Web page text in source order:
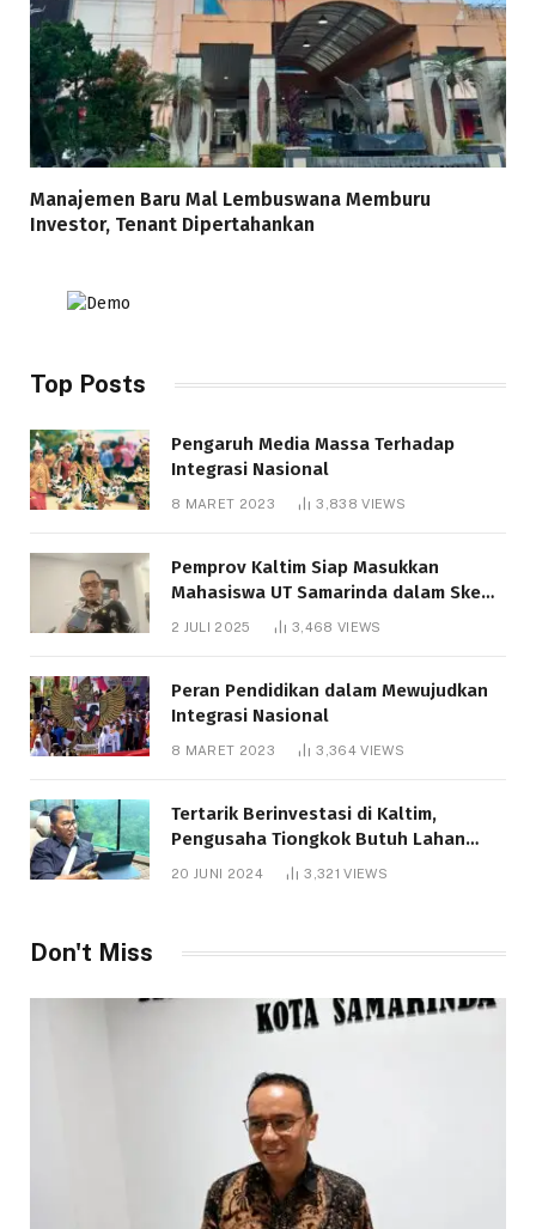
Manajemen Baru Mal Lembuswana Memburu
Investor, Tenant Dipertahankan
Top Posts
Pengaruh Media Massa Terhadap
Integrasi Nasional
8 MARET 2023 3,838VIEWS
Pemprov Kaltim Siap Masukkan
Mahasiswa UT Samarinda dalam Skema
Bantuan Pendidikan Gratispol
2 JULI 2025 3,468 VIEWS
Peran Pendidikan dalam Mewujudkan
Integrasi Nasional
8 MARET 2023 3,364VIEWS
Tertarik Berinvestasi di Kaltim,
Pengusaha Tiongkok Butuh Lahan
1.000 Hektare
20 JUNI 2024 3,321VIEWS
Don't Miss